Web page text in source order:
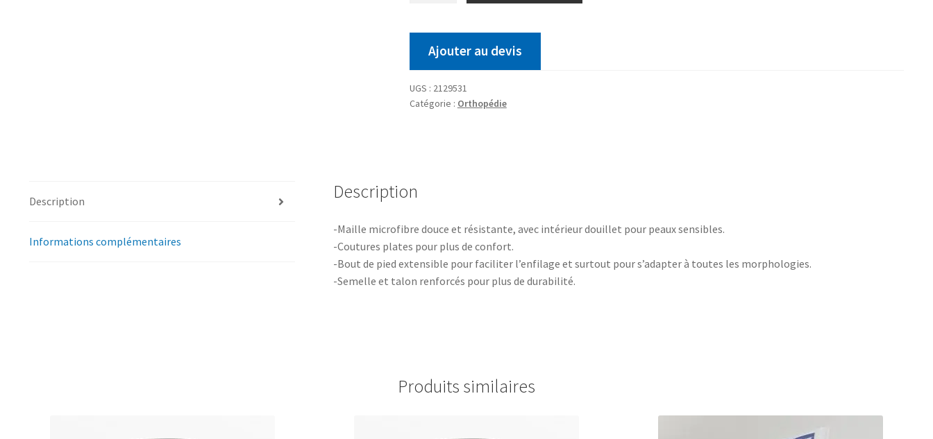
Ajouter au devis
UGS : 2129531
Catégorie : Orthopédie
Description
Informations complémentaires
Description
-Maille microfibre douce et résistante, avec intérieur douillet pour peaux sensibles.
-Coutures plates pour plus de confort.
-Bout de pied extensible pour faciliter l’enfilage et surtout pour s’adapter à toutes les morphologies.
-Semelle et talon renforcés pour plus de durabilité.
Produits similaires